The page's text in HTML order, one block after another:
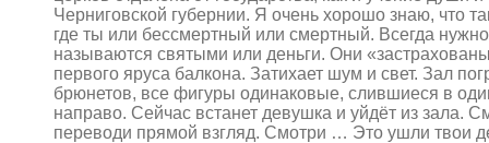
Черниговской губернии. Я очень хорошо знаю, что
где ты или бессмертный или смертный. Всегда
называются святыми или деньги. Они
первого яруса балкона. Затихает шум и свет. Зал
брюнетов, все фигуры одинаковые, слившиеся в
направо. Сейчас встанет девушка и уйдёт из зала.
переводи прямой взгляд. Смотри … Это ушли твои